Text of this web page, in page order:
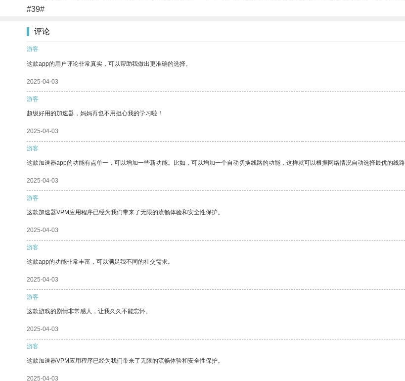
#39#
评论
游客
这款app的用户评论非常真实，可以帮助我做出更准确的选择。
2025-04-03
游客
超级好用的加速器，妈妈再也不用担心我的学习啦！
2025-04-03
游客
这款加速器app的功能有点单一，可以增加一些新功能。比如，可以增加一个自动切换线路的功能，这样就可以根据网络情况自动选择最优的线路
2025-04-03
游客
这款加速器VPM应用程序已经为我们带来了无限的流畅体验和安全性保护。
2025-04-03
游客
这款app的功能非常丰富，可以满足我不同的社交需求。
2025-04-03
游客
这款游戏的剧情非常感人，让我久久不能忘怀。
2025-04-03
游客
这款加速器VPM应用程序已经为我们带来了无限的流畅体验和安全性保护。
2025-04-03